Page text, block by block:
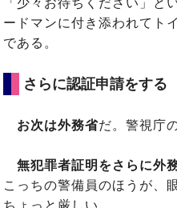
ードマンに付き添われてト
である。
さらに認証申請をする
お次は外務省だ。警視庁
無犯罪者証明をさらに外
こっちの警備員のほうが、
ちょっと厳しい。